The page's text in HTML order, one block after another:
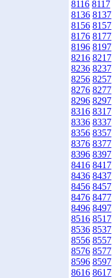
8116 8117
8136 8137
8156 8157
8176 8177
8196 8197
8216 8217
8236 8237
8256 8257
8276 8277
8296 8297
8316 8317
8336 8337
8356 8357
8376 8377
8396 8397
8416 8417
8436 8437
8456 8457
8476 8477
8496 8497
8516 8517
8536 8537
8556 8557
8576 8577
8596 8597
8616 8617